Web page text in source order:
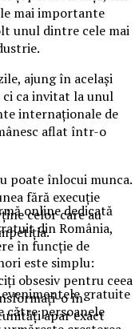
mai importante
unul dintre cele mai
ajung în același
ci ca invitat la unul
internaționale de
aflat într-o
poate înlocui munca.
fără execuție
celor care au
este simplu:
obsesiv pentru ceea
o în
apar exact
online dedicată
din România,
în funcție de
gratuite
către persoanele